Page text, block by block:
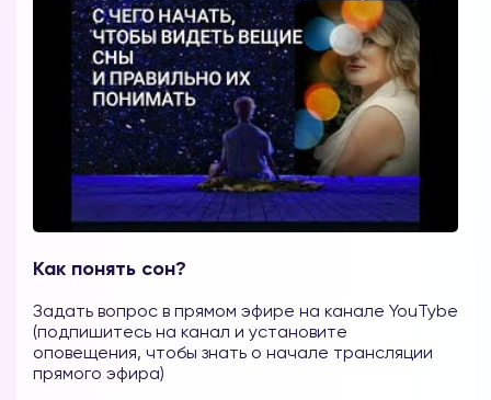
Как понять сон?
Задать вопрос в прямом эфире на канале YouTybe
(подпишитесь на канал и установите
оповещения, чтобы знать о начале трансляции
прямого эфира)